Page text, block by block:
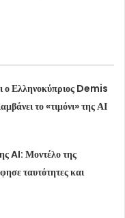
ο Ελληνοκύπριος Demis
το «τιμόνι» της ΑΙ
AI: Μοντέλο της
ταυτότητες και